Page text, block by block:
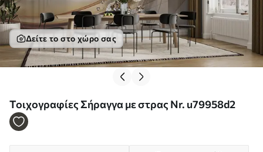
Δείτε το στο χώρο σας
Τοιχογραφίες Σήραγγα με στρας Nr. u79958d2